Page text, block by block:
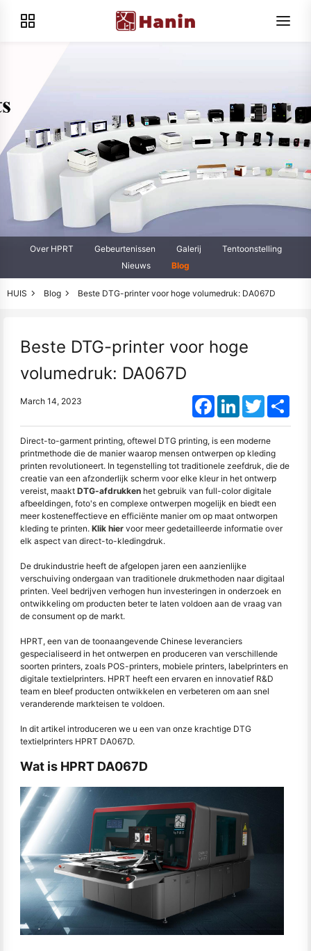
Over HPRT Gebeurtenissen Galerij
Tentoonstelling
Nieuws
Blog
HUIS Blog Beste DTG-printer voor hoge volumedruk: DA067D
Beste DTG-printer voor hoge
volumedruk: DA067D
March 14, 2023 FacebookLinkedInTwitter
Direct-to-garment printing, oftewel DTG printing, is een moderne
printmethode die de manier waarop mensen ontwerpen op kleding
printen revolutioneert. In tegenstelling tot traditionele zeefdruk, die de
creatie van een afzonderlijk scherm voor elke kleur in het ontwerp
vereist, maakt DTG-afdrukken het gebruik van full-color digitale
afbeeldingen, foto's en complexe ontwerpen mogelijk en biedt een
meer kosteneffectieve en efficiënte manier om op maat ontworpen
kleding te printen. Klik hier voor meer gedetailleerde informatie over
elk aspect van direct-to-kledingdruk.
De drukindustrie heeft de afgelopen jaren een aanzienlijke
verschuiving ondergaan van traditionele drukmethoden naar digitaal
printen. Veel bedrijven verhogen hun investeringen in onderzoek en
ontwikkeling om producten beter te laten voldoen aan de vraag van
de consument op de markt.
HPRT, een van de toonaangevende Chinese leveranciers
gespecialiseerd in het ontwerpen en produceren van verschillende
soorten printers, zoals POS-printers, mobiele printers, labelprinters en
digitale textielprinters. HPRT heeft een ervaren en innovatief R&D
team en bleef producten ontwikkelen en verbeteren om aan snel
veranderende markteisen te voldoen.
In dit artikel introduceren we u een van onze krachtige DTG
textielprinters HPRT DA067D.
Wat is HPRT DA067D